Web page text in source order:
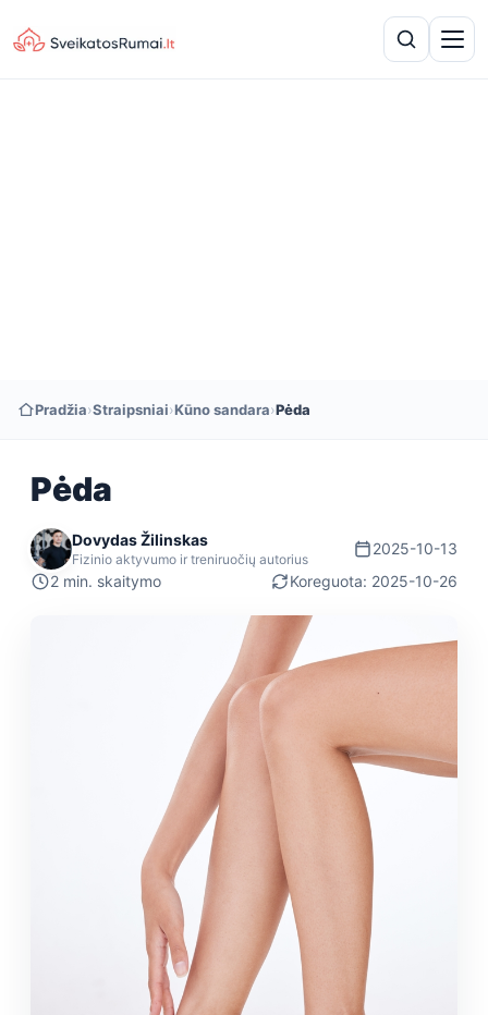
Pradžia›Straipsniai›Kūno sandara›Pėda
Pėda
Dovydas Žilinskas
Fizinio aktyvumo ir treniruočių autorius
2025-10-13
2 min. skaitymo
Koreguota: 2025-10-26